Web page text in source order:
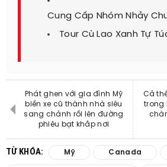
Cung Cấp Nhóm Nhảy
Tour Cù Lao Xanh Tự
Phát ghen với gia đình Mỹ
biến xe cũ thành nhà siêu
sang chảnh rồi lên đường
phiêu bạt khắp nơi
Cả
trong
TỪ KHÓA: Mỹ Canada